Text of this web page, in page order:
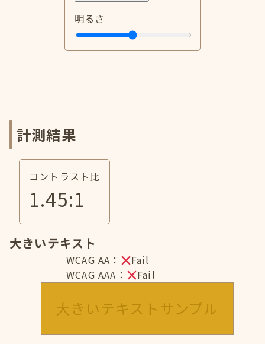
明るさ
計測結果
コントラスト比
1.45:1
大きいテキスト
WCAG AA：
Fail
WCAG AAA：
Fail
大きいテキストサンプル